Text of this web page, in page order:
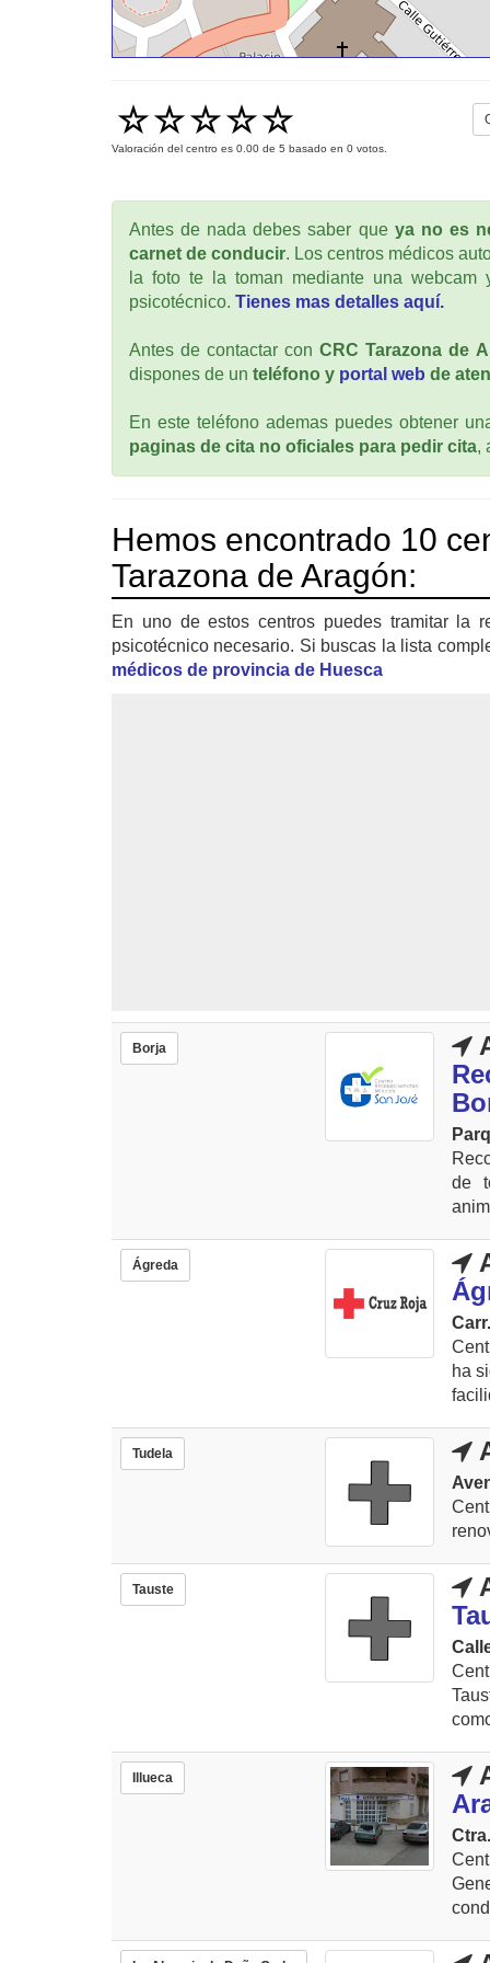
Valoración del centro es 0.00 de 5 basado en 0 votos.
Antes de nada debes saber que ya no es
carnet de conducir. Los centros médicos
la foto te la toman mediante una
psicotécnico. Tienes mas detalles aquí.
Antes de contactar conCRC Tarazona de
dispones de un teléfono y portal web de
En este teléfono ademas puedes obtener
paginas de cita no oficiales para pedir cita,
Hemos encontrado 10
Tarazona de Aragón:
En uno de estos centros puedes tramitar la
psicotécnico necesario. Si buscas la lista
médicos de provincia de Huesca
Borja
de
Ágreda
ha
Tudela
Tauste
Illueca